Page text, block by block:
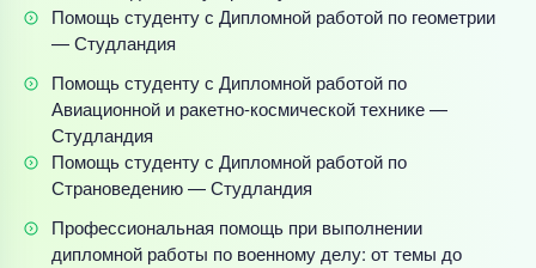
Помощь студенту с Дипломной работой по геометрии
— Студландия
Помощь студенту с Дипломной работой по
Авиационной и ракетно-космической технике —
Студландия
Помощь студенту с Дипломной работой по
Страноведению — Студландия
Профессиональная помощь при выполнении
дипломной работы по военному делу: от темы до